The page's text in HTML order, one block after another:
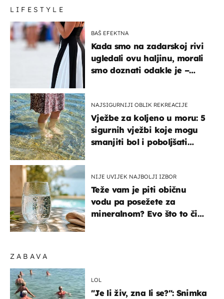
ZABAVA
LOL
"Je li živ, zna li se?": Snimka
LIFESTYLE
BAŠ EFEKTNA
Kada smo na zadarskoj rivi
ugledali ovu haljinu, morali
smo doznati odakle je –
NAJSIGURNIJI OBLIK REKREACIJE
Vježbe za koljeno u moru: 5
sigurnih vježbi koje mogu
smanjiti bol i poboljšati
NIJE UVIJEK NAJBOLJI IZBOR
Teže vam je piti običnu
vodu pa posežete za
mineralnom? Evo što to čini